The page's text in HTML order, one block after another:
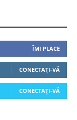
ÎMI PLACE
CONECTAȚI-VĂ
CONECTAȚI-VĂ